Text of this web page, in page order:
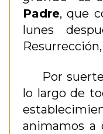
Padre, que
lunes
Por suerte
lo largo de
animamos a